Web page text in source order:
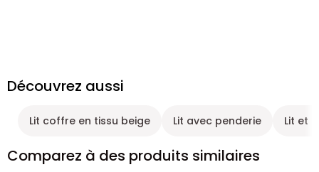
Découvrez aussi
Lit coffre en tissu beige Lit avec penderie Lit et
Comparez à des produits similaires